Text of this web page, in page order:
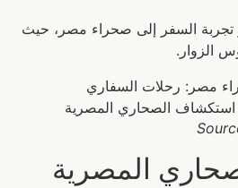
تجربة السفر إلى صحراء مصر، حيث
الزوار.
المصرية